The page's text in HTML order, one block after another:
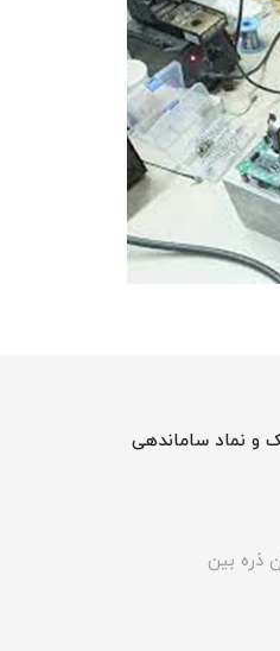
و نماد ساماندهی